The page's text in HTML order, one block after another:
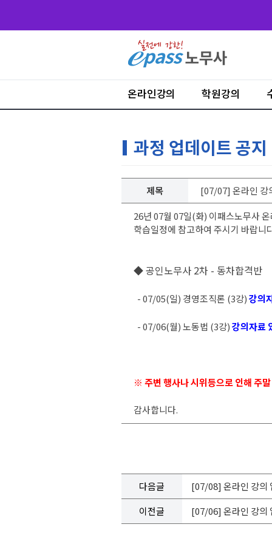
온라인강의 학원강의
과정 업데이트 공지
제목
[07/07] 온라인 강
26년 07월 07일(화) 이패스노무사
학습일정에 참고하여 주시기 바랍니
◆ 공인노무사 2차 - 동차합격반
- 07/05(일) 경영조직론 (3강)강의
- 07/06(월) 노동법 (3강)강의자료
※ 주변 행사나 시위등으로 인해 주
감사합니다.
다음글
[07/08] 온라인 강의
이전글
[07/06] 온라인 강의